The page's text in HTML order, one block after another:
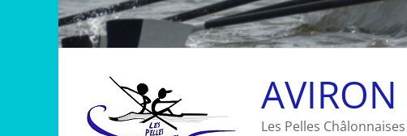
Les Pelles